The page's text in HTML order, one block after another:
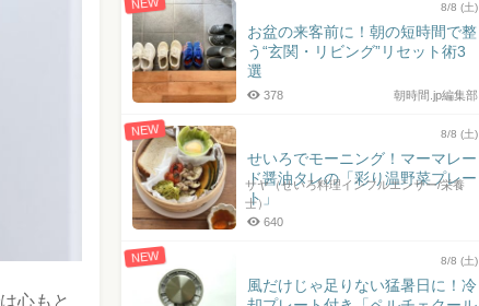
心もと
NEW 8/8 (土)
お盆の来客前に！朝の短時間で整
う“玄関・リビング”リセット術3
選
朝時間.jp編集部
378
NEW 8/8 (土)
せいろでモーニング！マーマレー
ド醤油タレの「彩り温野菜プレー
ト」
サヤ（せいろ料理インフルエンサー/栄養
士）
640
NEW 8/8 (土)
風だけじゃ足りない猛暑日に！冷